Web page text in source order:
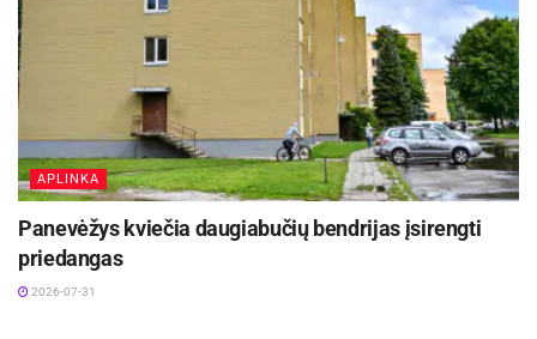
APLINKA
Panevėžys kviečia daugiabučių bendrijas įsirengti
priedangas
2026-07-31